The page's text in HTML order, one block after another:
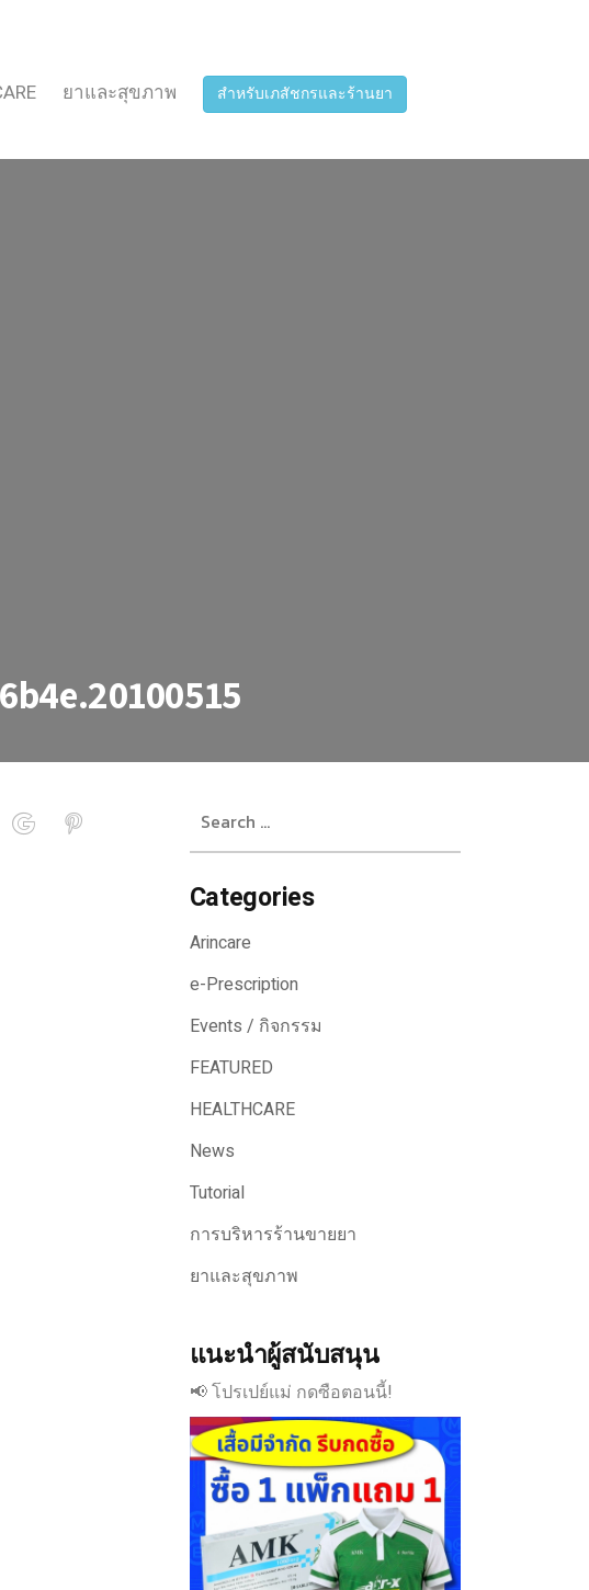
ยาและสุขภาพ สำหรับเภสัชกรและร้านยา
for:
Categories
Arincare
e-Prescription
Events / กิจกรรม
FEATURED
HEALTHCARE
News
Tutorial
การบริหารร้านขายยา
ยาและสุขภาพ
แนะนำผู้สนับสนุน
📢 โปรเปย์แม่ กดซือตอนนี้!